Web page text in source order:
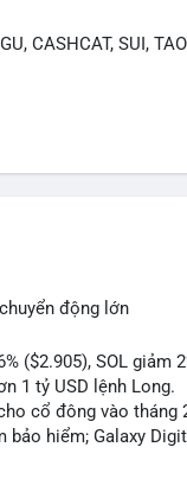
CASHCAT, SUI,
SAGA", "short
về BIP-110 Bitcoin
Sợ hãi do chỉ số
áp lực lên giá. Rủi ro
động lớn
($2.905), SOL giảm
1 tỷ USD lệnh Long.
cổ đông vào tháng
bảo hiểm; Galaxy